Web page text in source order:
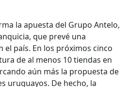
la apuesta del Grupo Antelo,
que prevé una
el país. En los próximos cinco
de al menos 10 tiendas en
aún más la propuesta de
uruguayos. De hecho, la